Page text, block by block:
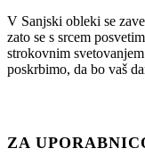
V Sanjski obleki se
zato se s srcem
strokovnim
poskrbimo, da bo vaš
ZA